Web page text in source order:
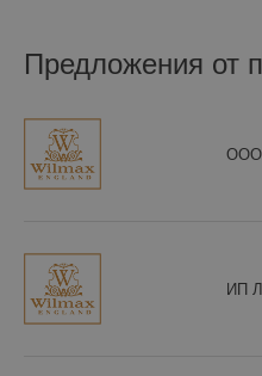
Предложения от
ООО
ИП